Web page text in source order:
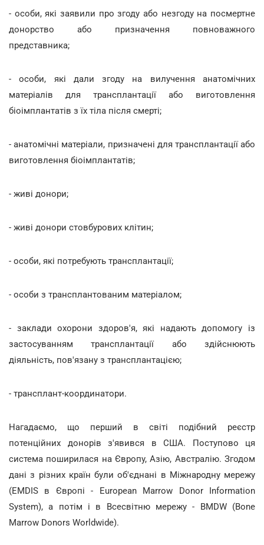
- особи, які заявили про згоду або незгоду на посмертне
донорство або призначення повноважного
представника;
- особи, які дали згоду на вилучення анатомічних
матеріалів для трансплантації або виготовлення
біоімплантатів з їх тіла після смерті;
- анатомічні матеріали, призначені для трансплантації або
виготовлення біоімплантатів;
- живі донори;
- живі донори стовбурових клітин;
- особи, які потребують трансплантації;
- особи з трансплантованим матеріалом;
- заклади охорони здоров'я, які надають допомогу із
застосуванням трансплантації або здійснюють
діяльність, пов'язану з трансплантацією;
- трансплант-координатори.
Нагадаємо, що перший в світі подібний реєстр
потенційних донорів з'явився в США. Поступово ця
система поширилася на Європу, Азію, Австралію. Згодом
дані з різних країн були об'єднані в Міжнародну мережу
(EMDIS в Європі - European Marrow Donor Information
System), а потім і в Всесвітню мережу - BMDW (Bone
Marrow Donors Worldwide).